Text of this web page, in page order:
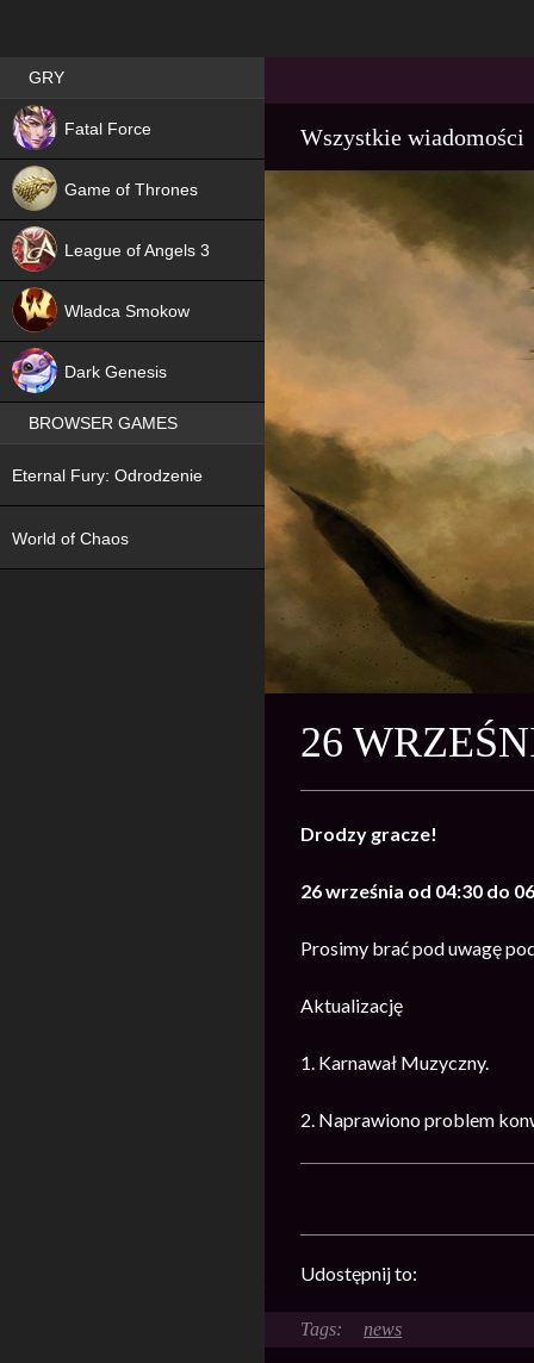
Wszystkie wiadomości
26
Drodzy gracze!
26 września od 04:30 do
Prosimy brać pod uwagę
Aktualizację
1. Karnawał Muzyczny.
2. Naprawiono problem
Udostępnij to:
news
Best RPG games in Poland
GRY
Fatal Force
NEW
Game of Thrones
League of Angels 3
Wladca Smokow
Dark Genesis
BROWSER GAMES
Eternal Fury: Odrodzenie
World of Chaos